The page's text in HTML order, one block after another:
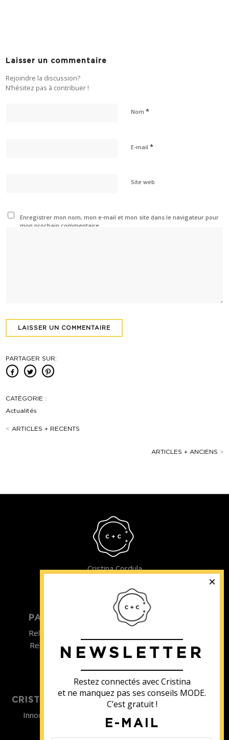
Laisser un commentaire
Rejoindre la discussion?
N’hésitez pas à contribuer !
Nom*
E-mail*
Site web
Enregistrer mon nom, mon e-mail et mon site dans le navigateur pour
mon prochain commentaire.
PARTAGER SUR:
CATÉGORIE :
Actualités
< ARTICLES + RECENTS
ARTICLES + ANCIENS >
Cristina Cordula
PARTICULIER
Relooking homme
Relooking femme
ENTREPRISE
ENTREPRISE
Formations
CRISTINA SOUTIENT
Innocence en Danger
Contact
NEWSLETTER
Restez connectés avec Cristina
et ne manquez pas ses conseils MODE.
C’est gratuit !
E-MAIL